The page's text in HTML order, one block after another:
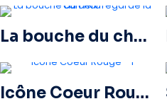
La bouche du char regarde la caméra
Icône Coeur Rouge – 1